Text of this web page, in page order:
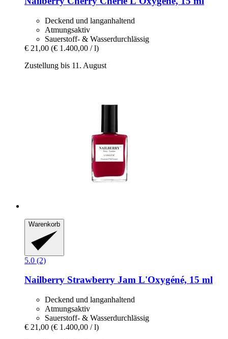
Deckend und langanhaltend
Atmungsaktiv
Sauerstoff- & Wasserdurchlässig
€ 21,00 (€ 1.400,00 / l)
Zustellung bis 11. August
Warenkorb
5.0 (2)
Nailberry Strawberry Jam L'Oxygéné, 15 ml
Deckend und langanhaltend
Atmungsaktiv
Sauerstoff- & Wasserdurchlässig
€ 21,00 (€ 1.400,00 / l)